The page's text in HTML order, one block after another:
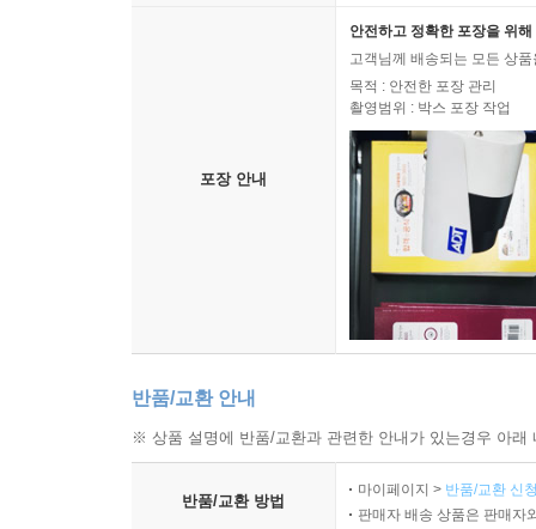
포장 안내
안전하고 정확한 포장을 위
고객님께 배송되는 모든 상
목적 : 안전한 포장 관리
촬영범위 : 박스 포장 작업
반품/교환 안내
※ 상품 설명에 반품/교환과 관련한 안내가 있는경우 아
반품/교환 방법
마이페이지 > 반품/교환 신
판매자 배송 상품은 판매자